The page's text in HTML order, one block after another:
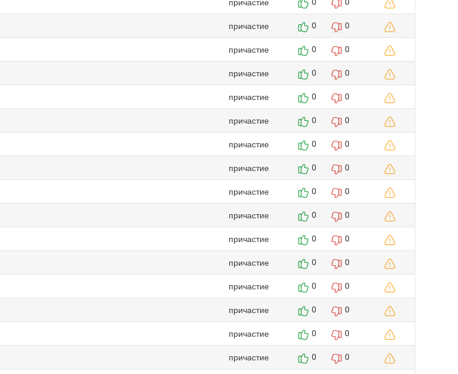
причастие 0 0
причастие 0 0
причастие 0 0
причастие 0 0
причастие 0 0
причастие 0 0
причастие 0 0
причастие 0 0
причастие 0 0
причастие 0 0
причастие 0 0
причастие 0 0
причастие 0 0
причастие 0 0
причастие 0 0